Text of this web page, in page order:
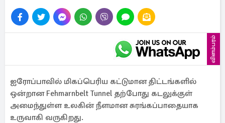
விளம்பரம்
ஐரோப்பாவில் மிகப்பெரிய கட்டுமான திட்டங்களில்
ஒன்றான Fehmarnbelt Tunnel தற்போது கடலுக்குள்
அமைந்துள்ள உலகின் நீளமான சுரங்கப்பாதையாக
உருவாகி வருகிறது.